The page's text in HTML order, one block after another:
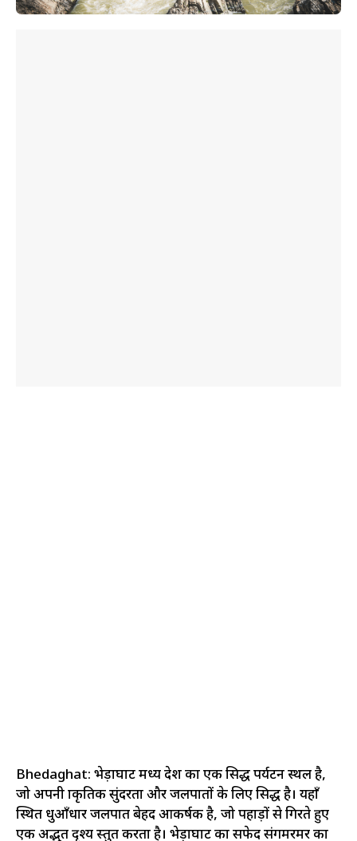
Bhedaghat: भेड़ाघाट मध्य प्रदेश का एक प्रसिद्ध पर्यटन स्थल है,
जो अपनी प्राकृतिक सुंदरता और जलप्रपातों के लिए प्रसिद्ध है। यहाँ
स्थित धुआँधार जलप्रपात बेहद आकर्षक है, जो पहाड़ों से गिरते हुए
एक अद्भुत दृश्य प्रस्तुत करता है। भेड़ाघाट का सफेद संगमरमर का